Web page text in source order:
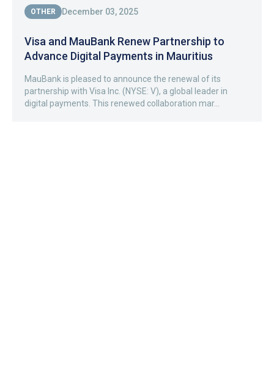
OTHER December 03, 2025
Visa and MauBank Renew Partnership to
Advance Digital Payments in Mauritius
MauBank is pleased to announce the renewal of its
partnership with Visa Inc. (NYSE: V), a global leader in
digital payments. This renewed collaboration mar...